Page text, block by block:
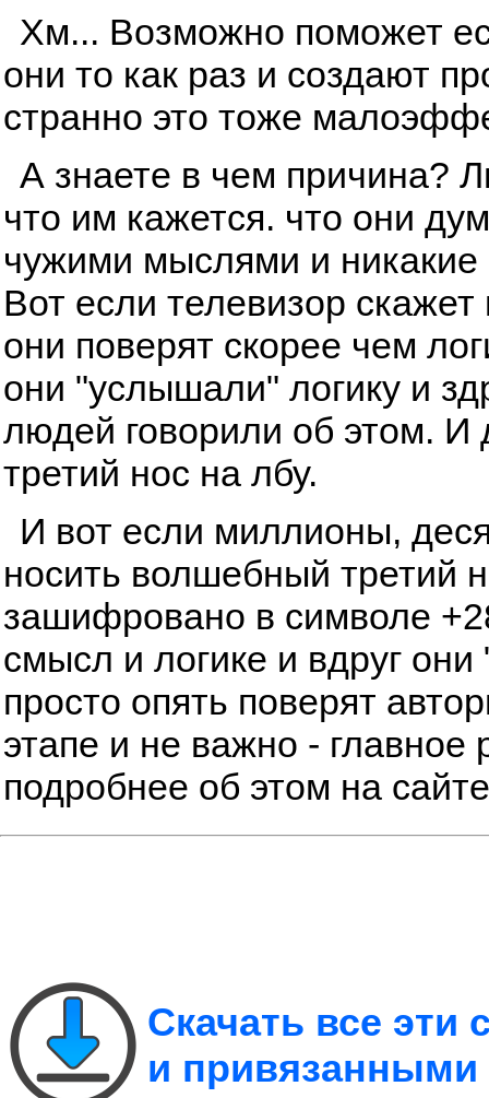
Хм... Возможно поможет
они то как раз и создают
странно это тоже
А знаете в чем причина?
что им кажется. что они
чужими мыслями и никакие
Вот если телевизор скажет
они поверят скорее чем
они "услышали" логику и
людей говорили об этом.
третий нос на лбу.
И вот если миллионы,
носить волшебный третий
зашифровано в символе
смысл и логике и вдруг
просто опять поверят
этапе и не важно - главное
подробнее об этом на
Скачать все
и